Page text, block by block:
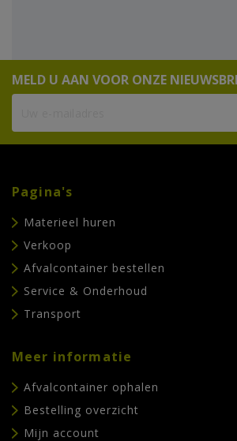
MELD U AAN VOOR ONZE
Pagina's
Materieel huren
Verkoop
Afvalcontainer bestellen
Service & Onderhoud
Transport
Meer informatie
Afvalcontainer ophalen
Bestelling overzicht
Mijn account